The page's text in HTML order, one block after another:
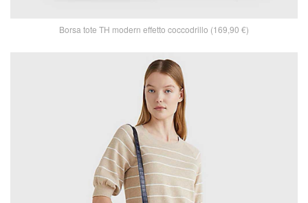
Borsa tote TH modern effetto coccodrillo (169,90 €)